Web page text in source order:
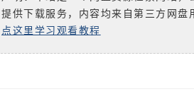
提供下载服务，内容均来自第三方网
点这里学习观看教程